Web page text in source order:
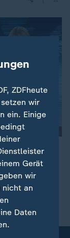
in Haft.
ihn wegen
ZDFheute
wir
ein. Einige
Gerät
wir
nicht an
Daten